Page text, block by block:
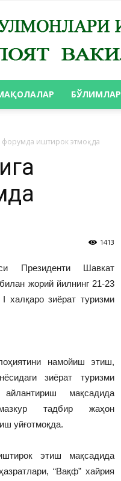
ВИЛОЯТ
ВАКИЛЛИГИ
БЎЛИМЛАР
форумда иштирок этмоқда
1413
Президенти Шавкат
жорий йилнинг 21-23
халқаро зиёрат туризми
намойиш этиш,
зиёрат туризми
мақсадида
тадбир жаҳон
уйғотмоқда.
этиш мақсадида
“Вақф” хайрия